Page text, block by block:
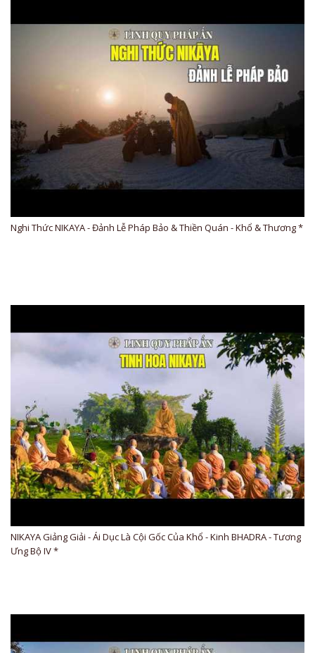
Nghi Thức NIKAYA - Đảnh Lễ Pháp Bảo & Thiền Quán - Khổ & Thương *
NIKAYA Giảng Giải - Ái Dục Là Cội Gốc Của Khổ - Kinh BHADRA - Tương
Ưng Bộ IV *